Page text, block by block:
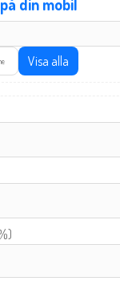
din mobil
Visa alla